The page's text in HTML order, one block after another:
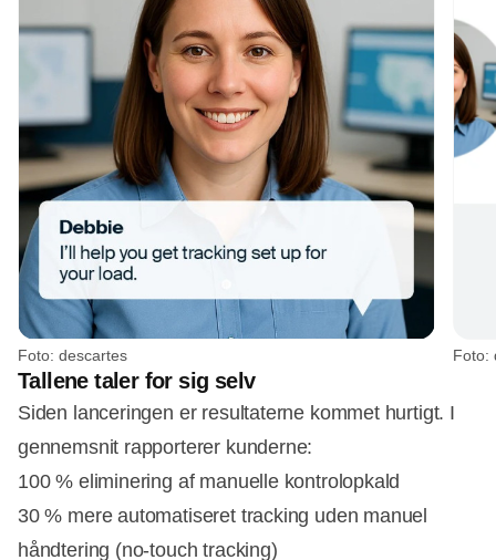
Foto: descartes Foto:
Tallene taler for sig selv
Siden lanceringen er resultaterne kommet hurtigt. I
gennemsnit rapporterer kunderne:
100 % eliminering af manuelle kontrolopkald
30 % mere automatiseret tracking uden manuel
håndtering (no-touch tracking)